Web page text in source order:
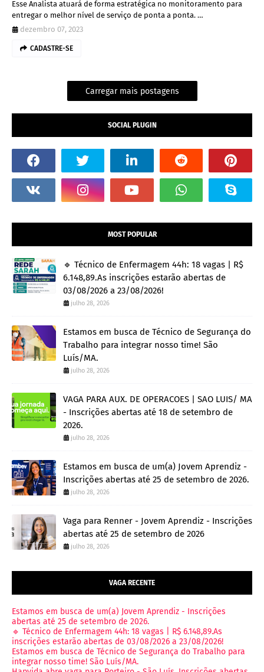
Esse Analista atuará de forma estratégica no monitoramento para
entregar o melhor nível de serviço de ponta a ponta. …
dezembro 07, 2023
CADASTRE-SE
Carregar mais postagens
SOCIAL PLUGIN
MOST POPULAR
🔹 Técnico de Enfermagem 44h: 18 vagas | R$
6.148,89.As inscrições estarão abertas de
03/08/2026 a 23/08/2026!
julho 28, 2026
Estamos em busca de Técnico de Segurança do
Trabalho para integrar nosso time! São
Luís/MA.
julho 28, 2026
VAGA PARA AUX. DE OPERACOES | SAO LUIS/ MA
- Inscrições abertas até 18 de setembro de
2026.
julho 28, 2026
Estamos em busca de um(a) Jovem Aprendiz -
Inscrições abertas até 25 de setembro de 2026.
julho 28, 2026
Vaga para Renner - Jovem Aprendiz - Inscrições
abertas até 25 de setembro de 2026
julho 28, 2026
VAGA RECENTE
Estamos em busca de um(a) Jovem Aprendiz - Inscrições
abertas até 25 de setembro de 2026.
🔹 Técnico de Enfermagem 44h: 18 vagas | R$ 6.148,89.As
inscrições estarão abertas de 03/08/2026 a 23/08/2026!
Estamos em busca de Técnico de Segurança do Trabalho para
integrar nosso time! São Luís/MA.